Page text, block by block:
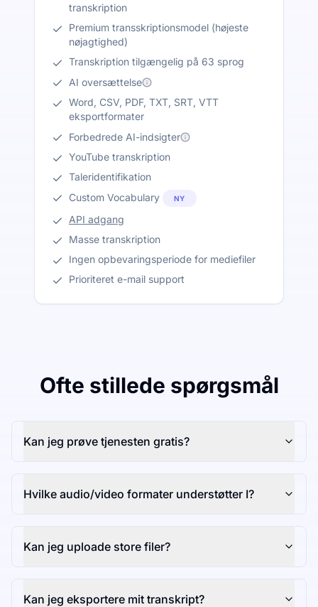
transkription
Premium transskriptionsmodel (højeste
nøjagtighed)
Transkription tilgængelig på 63 sprog
AI oversættelse
Word, CSV, PDF, TXT, SRT, VTT
eksportformater
Forbedrede AI-indsigter
YouTube transkription
Taleridentifikation
Custom Vocabulary
NY
API adgang
Masse transkription
Ingen opbevaringsperiode for mediefiler
Prioriteret e-mail support
Ofte stillede spørgsmål
Kan jeg prøve tjenesten gratis?
Hvilke audio/video formater understøtter I?
Kan jeg uploade store filer?
Kan jeg eksportere mit transkript?